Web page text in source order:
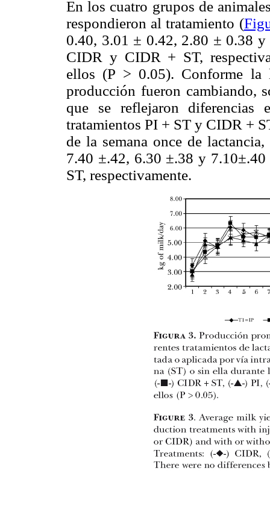
En los cuatro grupos de
respondieron al tratamiento (
0.40, 3.01 ± 0.42, 2.80 ± 0.38
CIDR y CIDR + ST,
ellos (P > 0.05). Conforme la
producción fueron cambiando,
que se reflejaron
tratamientos PI + ST y CIDR +
de la semana once de
7.40 ±.42, 6.30 ±.38 y
ST, respectivamente.